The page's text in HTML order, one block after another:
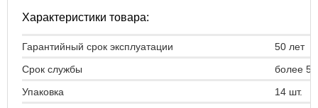
Характеристики товара:
Гарантийный срок эксплуатации
50 лет
Срок службы
более
Упаковка
14 шт.